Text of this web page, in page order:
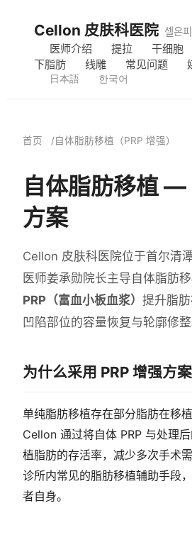
Cellon 皮肤科医院 셀온
医师介绍 提拉 干细胞
下脂肪
线雕 常见问题
日本語
한국어
首页 自体脂肪移植（PRP 增强）
自体脂肪移植 —
方案
Cellon 皮肤科医院位于首尔清
医师姜承勋院长主导自体脂肪
PRP（富血小板血浆） 提升脂
凹陷部位的容量恢复与轮廓修整
为什么采用 PRP 增强方案
单纯脂肪移植存在部分脂肪在移
Cellon 通过将自体 PRP 与处理
植脂肪的存活率，减少多次手术
诊所内常见的脂肪移植辅助手段
者自身。